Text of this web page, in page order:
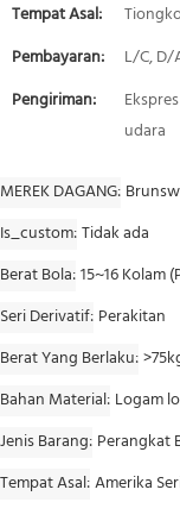
Tempat Asal:
Pembayaran:
L/C, D/
Pengiriman:
udara
MEREK DAGANG
Is_custom Tidak ada
Berat Bola 15~16 Kolam
Seri Derivatif Perakitan
Berat Yang Berlaku
Bahan Material Logam
Jenis Barang Perangkat
Tempat Asal Amerika